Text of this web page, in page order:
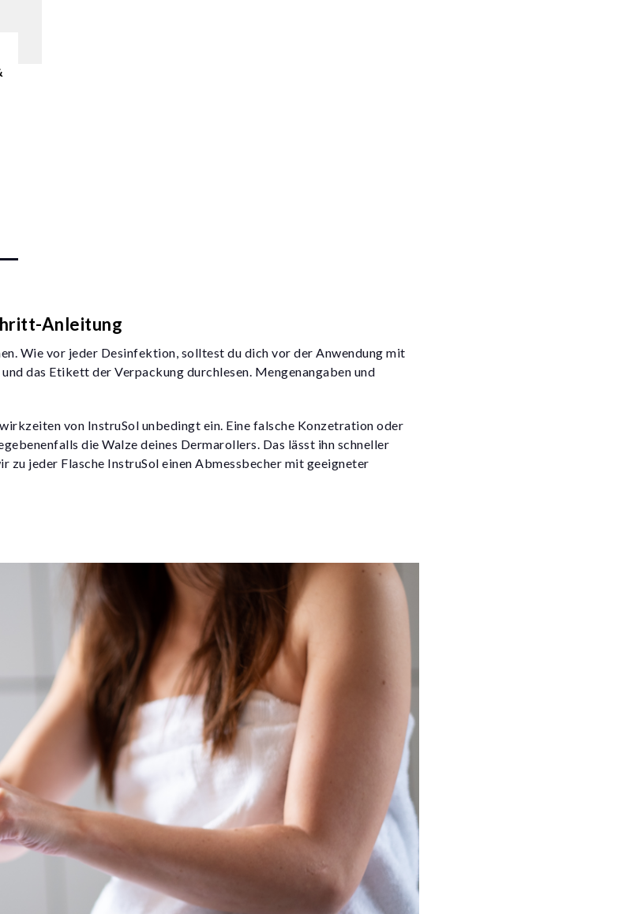
Anleitung
Wie vor jeder Desinfektion, solltest du dich vor der Anwendung mit
das Etikett der Verpackung durchlesen. Mengenangaben und
von InstruSol unbedingt ein. Eine falsche Konzetration oder
die Walze deines Dermarollers. Das lässt ihn schneller
zu jeder Flasche InstruSol einen Abmessbecher mit geeigneter